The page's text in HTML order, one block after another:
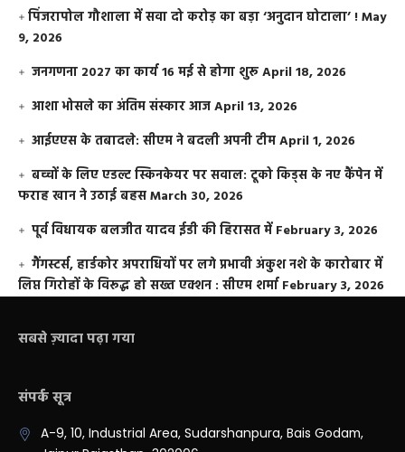
​पिंजरापोल गौशाला में सवा दो करोड़ का बड़ा ‘अनुदान घोटाला’ !May
9, 2026
जनगणना 2027 का कार्य 16 मई से होगा शुरूApril 18, 2026
आशा भोसले का अंतिम संस्कार आजApril 13, 2026
आईएएस के तबादले: सीएम ने बदली अपनी टीमApril 1, 2026
बच्चों के लिए एडल्ट स्किनकेयर पर सवाल: टूको किड्स के नए कैंपेन में
फराह खान ने उठाई बहसMarch 30, 2026
पूर्व विधायक बलजीत यादव ईडी की हिरासत में February 3, 2026
गैंगस्टर्स, हार्डकोर अपराधियों पर लगे प्रभावी अंकुश नशे के कारोबार में
लिप्त गिरोहों के विरूद्ध हो सख्त एक्शन : सीएम शर्मा February 3, 2026
सबसे ज़्यादा पढ़ा गया
संपर्क सूत्र
A-9, 10, Industrial Area, Sudarshanpura, Bais Godam,